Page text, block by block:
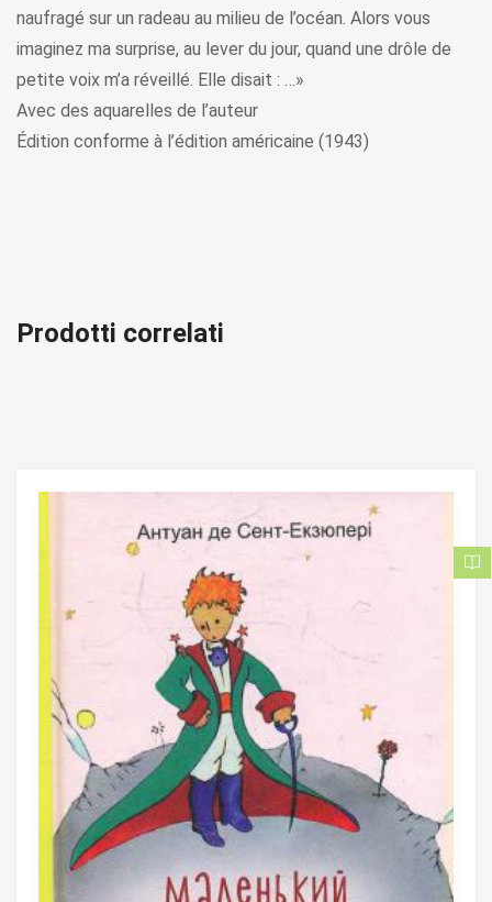
naufragé sur un radeau au milieu de l’océan. Alors vous
imaginez ma surprise, au lever du jour, quand une drôle de
petite voix m’a réveillé. Elle disait : …»
Avec des aquarelles de l’auteur
Édition conforme à l’édition américaine (1943)
Prodotti correlati